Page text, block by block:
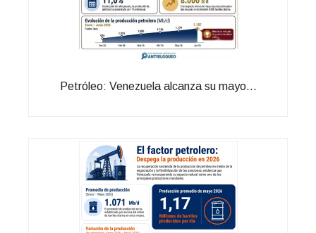
Petróleo: Venezuela alcanza su mayo...